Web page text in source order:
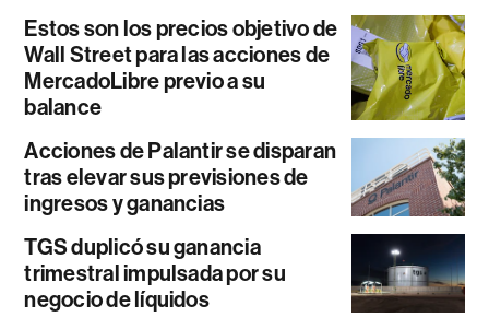
Estos son los precios objetivo de
Wall Street para las acciones de
MercadoLibre previo a su
balance
Acciones de Palantir se disparan
tras elevar sus previsiones de
ingresos y ganancias
TGS duplicó su ganancia
trimestral impulsada por su
negocio de líquidos